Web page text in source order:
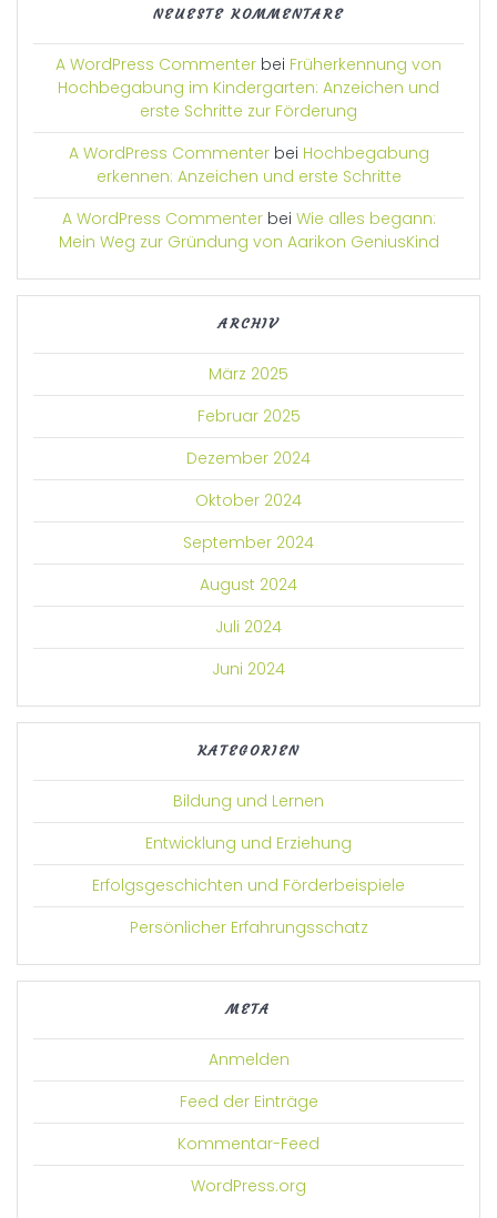
NEUESTE KOMMENTARE
A WordPress Commenter bei Früherkennung von
Hochbegabung im Kindergarten: Anzeichen und
erste Schritte zur Förderung
A WordPress Commenterbei Hochbegabung
erkennen: Anzeichen und erste Schritte
A WordPress Commenterbei Wie alles begann:
Mein Weg zur Gründung von Aarikon GeniusKind
ARCHIV
März 2025
Februar 2025
Dezember 2024
Oktober 2024
September 2024
August 2024
Juli 2024
Juni 2024
KATEGORIEN
Bildung und Lernen
Entwicklung und Erziehung
Erfolgsgeschichten und Förderbeispiele
Persönlicher Erfahrungsschatz
META
Anmelden
Feed der Einträge
Kommentar-Feed
WordPress.org